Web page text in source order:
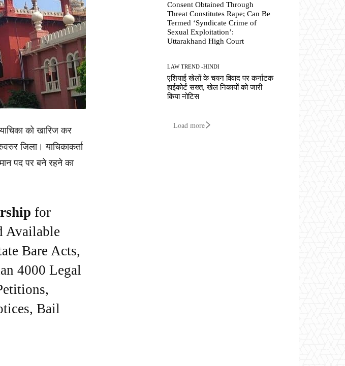
को खारिज कर
जिला। याचिकाकर्ता
पद पर बने रहने का
for
Available
Bare Acts,
4000 Legal
Bail
Consent Obtained Through
Threat Constitutes Rape; Can Be
Termed ‘Syndicate Crime of
Sexual Exploitation’:
Uttarakhand High Court
LAW TREND -HINDI
एशियाई खेलों के चयन विवाद पर कर्नाटक
हाईकोर्ट सख्त, खेल निकायों को जारी
किया नोटिस
Load more